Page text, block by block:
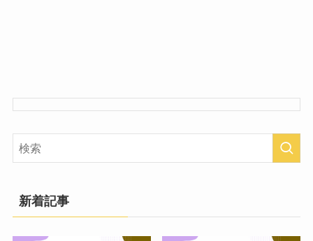
新着記事